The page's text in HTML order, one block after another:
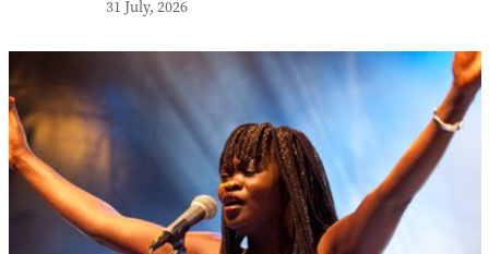
31 July, 2026